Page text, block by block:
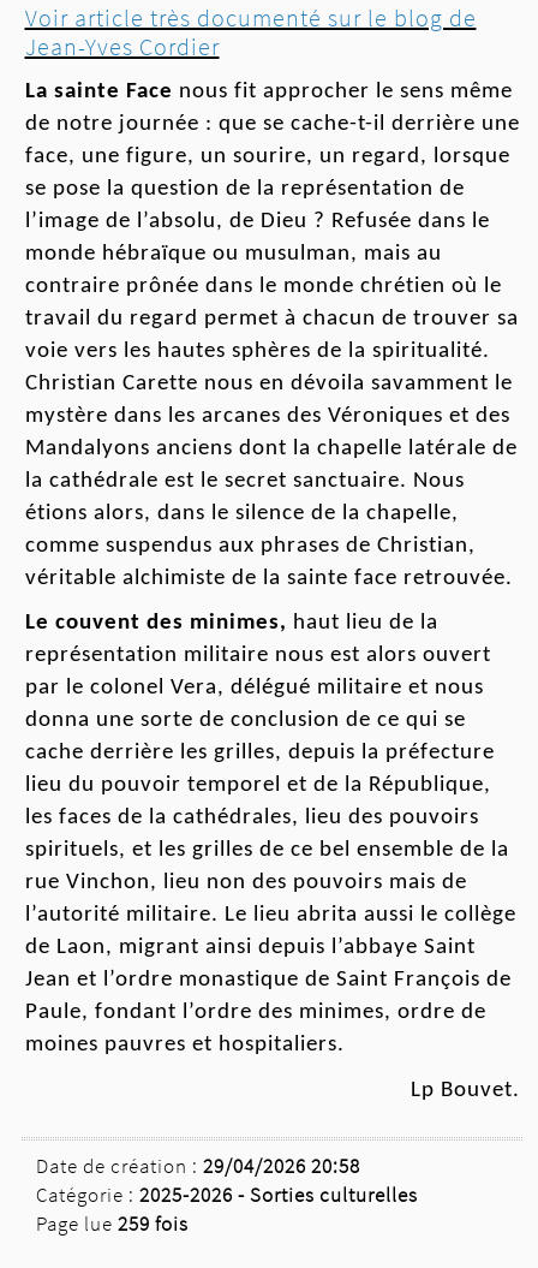
Voir article très documenté sur le blog de
Jean-Yves Cordier
La sainte Face nous fit approcher le sens même
de notre journée : que se cache-t-il derrière une
face, une figure, un sourire, un regard, lorsque
se pose la question de la représentation de
’image de l ’absolu, de Dieu ? Refusée dans le
monde hébraïque ou musulman, mais au
contraire prônée dans le monde chrétien où
le
travail du regard permet à chacun de trouver sa
voie vers les hautes sphères de la spiritualité.
Christian Carette nous en dévoila savamment le
mystère dans les arcanes des Véroniques et des
Mandalyons anciens dont la chapelle latérale de
la cathédrale est le secret sanctuaire. Nous
étions alors, dans le silence de la chapelle,
comme suspendus aux phrases de Christian,
véritable alchimiste de la sainte face retrouvée.
Le couvent des minimes, haut lieu de la
représentation militaire nous est alors ouvert
par le colonel Vera, délégué militaire et nous
donna une sorte de conclusion de ce qui se
cache derrière les grilles, depuis la préfecture
lieu du pouvoir temporel et de la République,
les faces de la cathédrales, lieu des pouvoirs
spirituels, et les grilles de ce bel ensemble de la
rue Vinchon, lieu non des pouvoirs mais de
l’autorité militaire. Le lieu abrita aussi le collège
de Laon, migrant ainsi depuis l’abbaye Saint
Jean et l’ordre monastique de Saint François de
Paule, fondant l’ordre des minimes, ordre de
moines pauvres et hospitaliers.
Lp Bouvet.
Date de création : 29/04/2026 20:58
Catégorie : 2025-2026 -Sorties culturelles
Page lue 259 fois